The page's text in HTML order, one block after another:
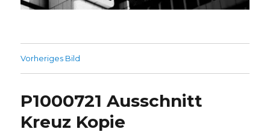
Vorheriges Bild
P1000721 Ausschnitt
Kreuz Kopie